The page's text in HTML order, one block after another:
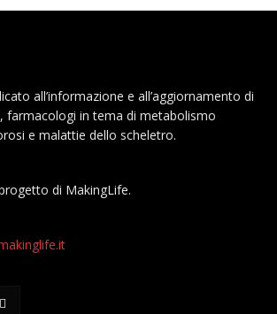
all’informazione e all’aggiornamento di
farmacologi in tema di metabolismo
e malattie dello scheletro.
di MakingLife.